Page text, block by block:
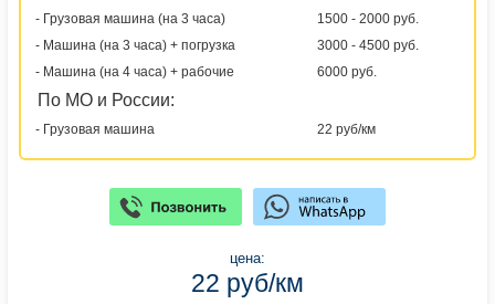
- Грузовая машина (на 3 часа)
1500 - 2000 руб.
- Машина (на 3 часа) + погрузка
3000 - 4500 руб.
- Машина (на 4 часа) + рабочие
6000 руб.
По МО и России:
- Грузовая машина 22 руб/км
цена:
22 руб/км